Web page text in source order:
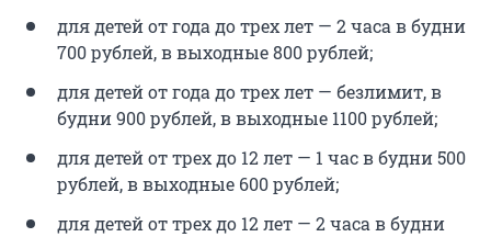
для детей от года до трех лет — 2 часа в будни
700 рублей, в выходные 800 рублей;
для детей от года до трех лет — безлимит, в
будни 900 рублей, в выходные 1100 рублей;
для детей от трех до 12 лет — 1 час в будни 500
рублей, в выходные 600 рублей;
для детей от трех до 12 лет — 2 часа в будни